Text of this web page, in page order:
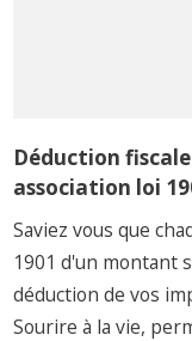
Déduction
association loi
Saviez vous que
1901 d'un montant
déduction de vos
Sourire à la vie,